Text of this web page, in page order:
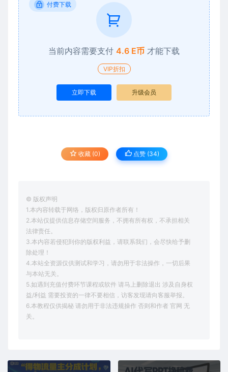
付费下载
当前内容需要支付 4.6 E币 才能下载
VIP折扣
立即下载 升级会员
收藏 (0) 点赞 (34)
© 版权声明
1.本内容转载于网络，版权归原作者所有！
2.本站仅提供信息存储空间服务，不拥有所有权，不承担相关
法律责任。
3.本内容若侵犯到你的版权利益，请联系我们，会尽快给予删
除处理！
4.本站全资源仅供测试和学习，请勿用于非法操作，一切后果
与本站无关。
5.如遇到充值付费环节课程或软件 请马上删除退出 涉及自身权
益/利益 需要投资的一律不要相信，访客发现请向客服举报。
6.本教程仅供揭秘 请勿用于非法违规操作 否则和作者 官网 无
关。